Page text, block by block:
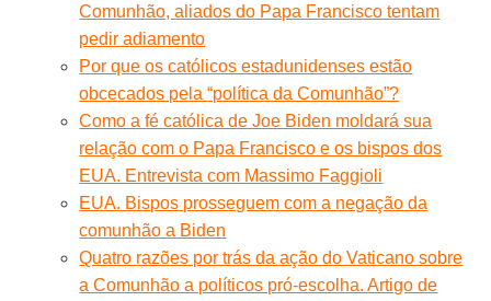
Comunhão, aliados do Papa Francisco tentam
pedir adiamento
Por que os católicos estadunidenses estão
obcecados pela “política da Comunhão”?
Como a fé católica de Joe Biden moldará sua
relação com o Papa Francisco e os bispos dos
EUA. Entrevista com Massimo Faggioli
EUA. Bispos prosseguem com a negação da
comunhão a Biden
Quatro razões por trás da ação do Vaticano sobre
a Comunhão a políticos pró-escolha. Artigo de